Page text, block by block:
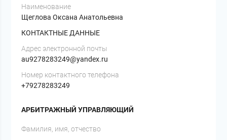
Наименование
Щеглова Оксана Анатольевна
КОНТАКТНЫЕ ДАННЫЕ
Адрес электронной почты
au9278283249@yandex.ru
Номер контактного телефона
+79278283249
АРБИТРАЖНЫЙ УПРАВЛЯЮЩИЙ
Фамилия, имя, отчество